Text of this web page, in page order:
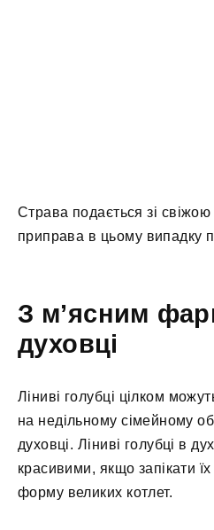
Страва подається зі
приправа в цьому випадку
З м’ясним
духовці
Ліниві голубці цілком
на недільному сімейному
духовці. Ліниві голубці в
красивими, якщо запікати
форму великих котлет.